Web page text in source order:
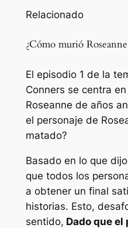
Relacionado
¿Cómo murió
El episodio 1 de la
Conners se centra
Roseanne de años
el personaje de
matado?
Basado en lo que
que todos los
a obtener un final
historias. Esto,
sentido, Dado que